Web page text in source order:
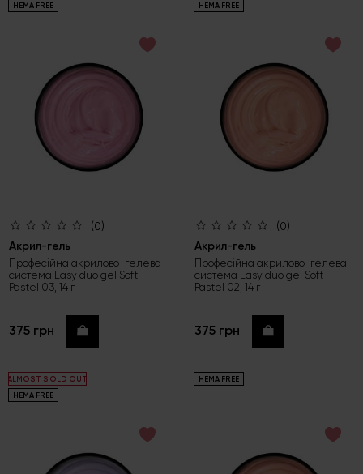
HEMA FREE
(0)
Акрил-гель
Професійна акрилово-гелева
система Easy duo gel Soft
Pastel 03, 14 г
375 грн Купити
HEMA FREE
(0)
Акрил-гель
Професійна акрилово-гелева
система Easy duo gel Soft
Pastel 02, 14 г
375 грн Купити
ALMOST SOLD OUT
HEMA FREE
HEMA FREE